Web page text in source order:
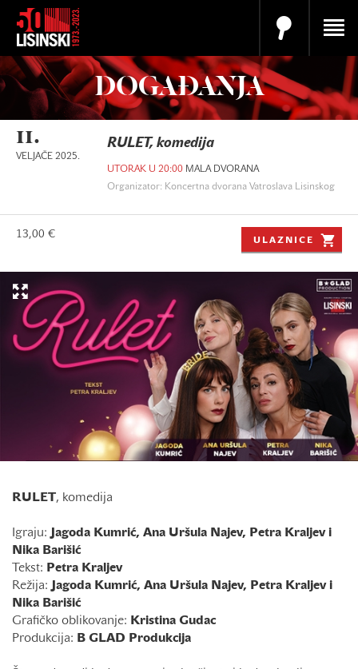
DOGAĐANJA
11.
VELJAČE 2025.
RULET, komedija
UTORAK U 20:00 MALA DVORANA
Organizator: Koncertna dvorana Vatroslava Lisinskog
13,00 €
ULAZNICE
RULET , komedija
Igraju: Jagoda Kumrić, Ana Uršula Najev, Petra Kraljev i
Nika Barišić
Tekst:
Petra Kraljev
Režija: Jagoda Kumrić, Ana Uršula Najev, Petra Kraljev i
Nika Barišić
Grafičko oblikovanje:
Kristina Gudac
Produkcija:
B GLAD Produkcija